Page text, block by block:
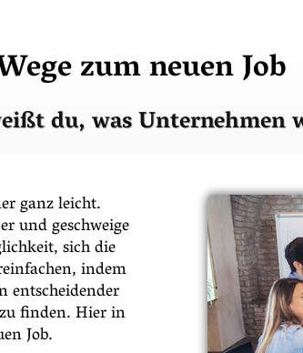
zum neuen Job
du, was Unternehmen
ganz leicht.
und geschweige
sich die
indem
entscheidender
finden. Hier in
Job.